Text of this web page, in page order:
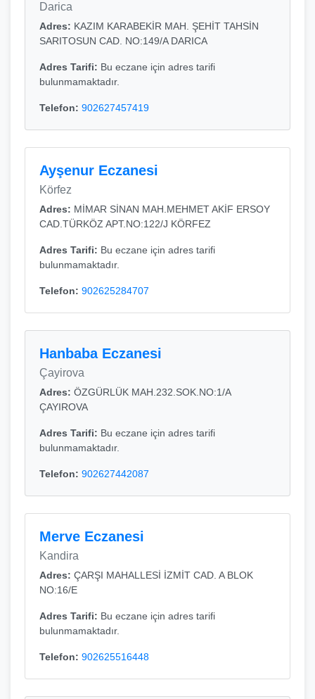
Darica
Adres: KAZIM KARABEKİR MAH. ŞEHİT TAHSİN
SARITOSUN CAD. NO:149/A DARICA
Adres Tarifi: Bu eczane için adres tarifi
bulunmamaktadır.
Telefon: 902627457419
Ayşenur Eczanesi
Körfez
Adres: MİMAR SİNAN MAH.MEHMET AKİF ERSOY
CAD.TÜRKÖZ APT.NO:122/J KÖRFEZ
Adres Tarifi: Bu eczane için adres tarifi
bulunmamaktadır.
Telefon: 902625284707
Hanbaba Eczanesi
Çayirova
Adres: ÖZGÜRLÜK MAH.232.SOK.NO:1/A
ÇAYIROVA
Adres Tarifi: Bu eczane için adres tarifi
bulunmamaktadır.
Telefon: 902627442087
Merve Eczanesi
Kandira
Adres: ÇARŞI MAHALLESİ İZMİT CAD. A BLOK
NO:16/E
Adres Tarifi: Bu eczane için adres tarifi
bulunmamaktadır.
Telefon: 902625516448